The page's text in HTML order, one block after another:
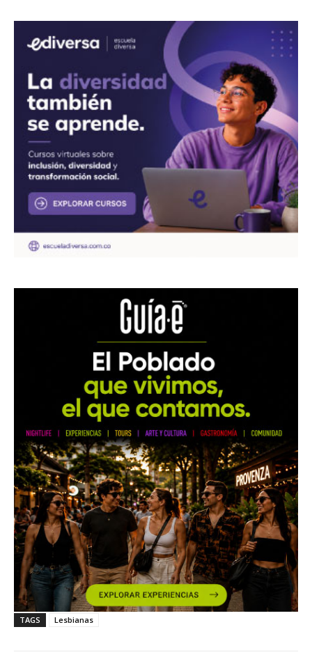
TAGS Lesbianas